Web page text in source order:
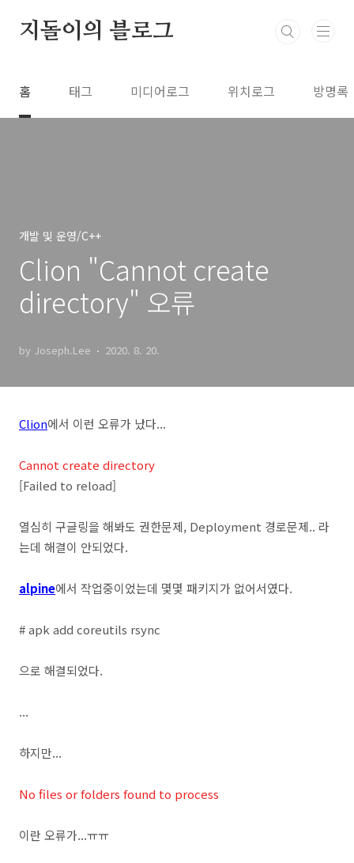
지돌이의 블로그
홈 태그 미디어로그 위치로그 방명록
개발 및 운영/C++
Clion "Cannot create
directory" 오류
by Joseph.Lee 2020. 8. 20.
Clion에서 이런 오류가 났다...
Cannot create directory
[Failed to reload]
열심히 구글링을 해봐도 권한문제, Deployment 경로문제.. 라
는데 해결이 안되었다.
alpine에서 작업중이었는데 몇몇 패키지가 없어서였다.
# apk add coreutils rsync
으로 해결되었다.
...
하지만...
No files or folders found to process
이란 오류가...ㅠㅠ